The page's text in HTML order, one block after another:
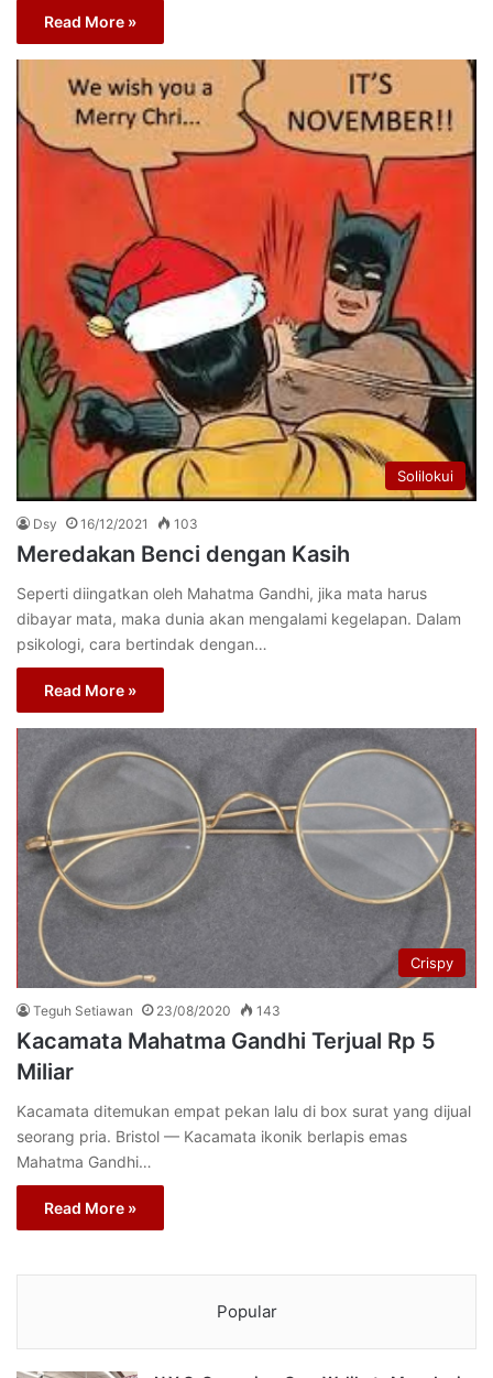
Read More »
Solilokui
Dsy 16/12/2021 103
Meredakan Benci dengan Kasih
Seperti diingatkan oleh Mahatma Gandhi, jika mata harus
dibayar mata, maka dunia akan mengalami kegelapan. Dalam
psikologi, cara bertindak dengan…
Read More »
Crispy
Teguh Setiawan 23/08/2020 143
Kacamata Mahatma Gandhi Terjual Rp 5
Miliar
Kacamata ditemukan empat pekan lalu di box surat yang dijual
seorang pria. Bristol — Kacamata ikonik berlapis emas
Mahatma Gandhi…
Read More »
Popular